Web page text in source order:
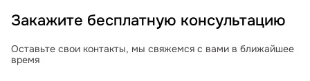
Закажите бесплатную консультацию
Оставьте свои контакты, мы свяжемся с вами в ближайшее
время